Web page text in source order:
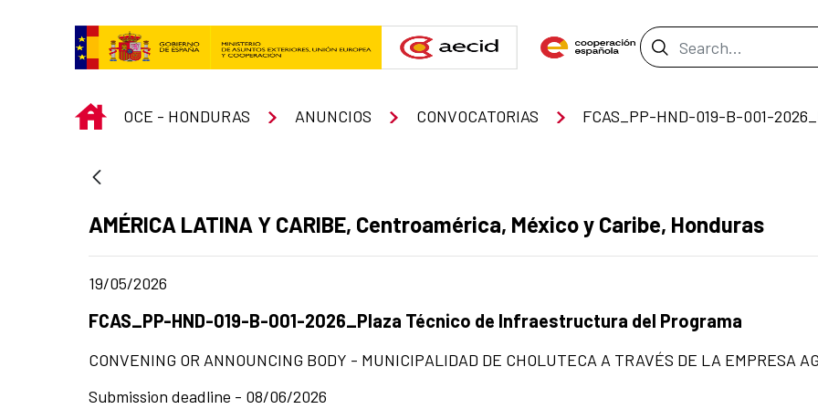
Search Bar
INICIO
OCE - HONDURAS ANUNCIOS CONVOCATORIAS
Ad section:
AMÉRICA LATINA Y CARIBE, Centroamérica, México y Caribe, Honduras
Date of publication of the news item
19/05/2026
Title of the announcement:
FCAS_PP-HND-019-B-001-2026_Plaza Técnico de Infraestructura del Programa
CONVENING OR ANNOUNCING BODY - MUNICIPALIDAD DE CHOLUTECA A TRAVÉS DE LA EMPRESA
Submission deadline - 08/06/2026